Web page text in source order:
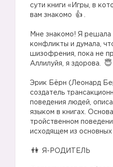
сути книги «Игры, в
вам знакомо
Мне знакомо! Я решала
конфликты и думала,
шизофрения, пока не
Аллилуйя, я здорова.
Эрик Бёрн (Леонард
создатель
поведения людей,
языком в книгах.
тройственном
исходящем из основных
Я-РОДИТЕЛЬ